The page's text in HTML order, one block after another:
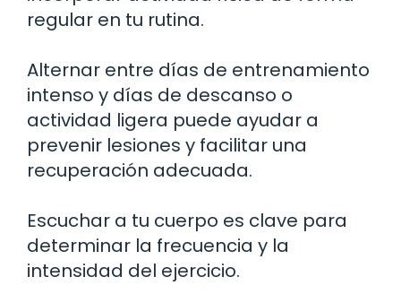
regular en tu rutina.
Alternar entre días de entrenamiento
intenso y días de descanso o
actividad ligera puede ayudar a
prevenir lesiones y facilitar una
recuperación adecuada.
Escuchar a tu cuerpo es clave para
determinar la frecuencia y la
intensidad del ejercicio.